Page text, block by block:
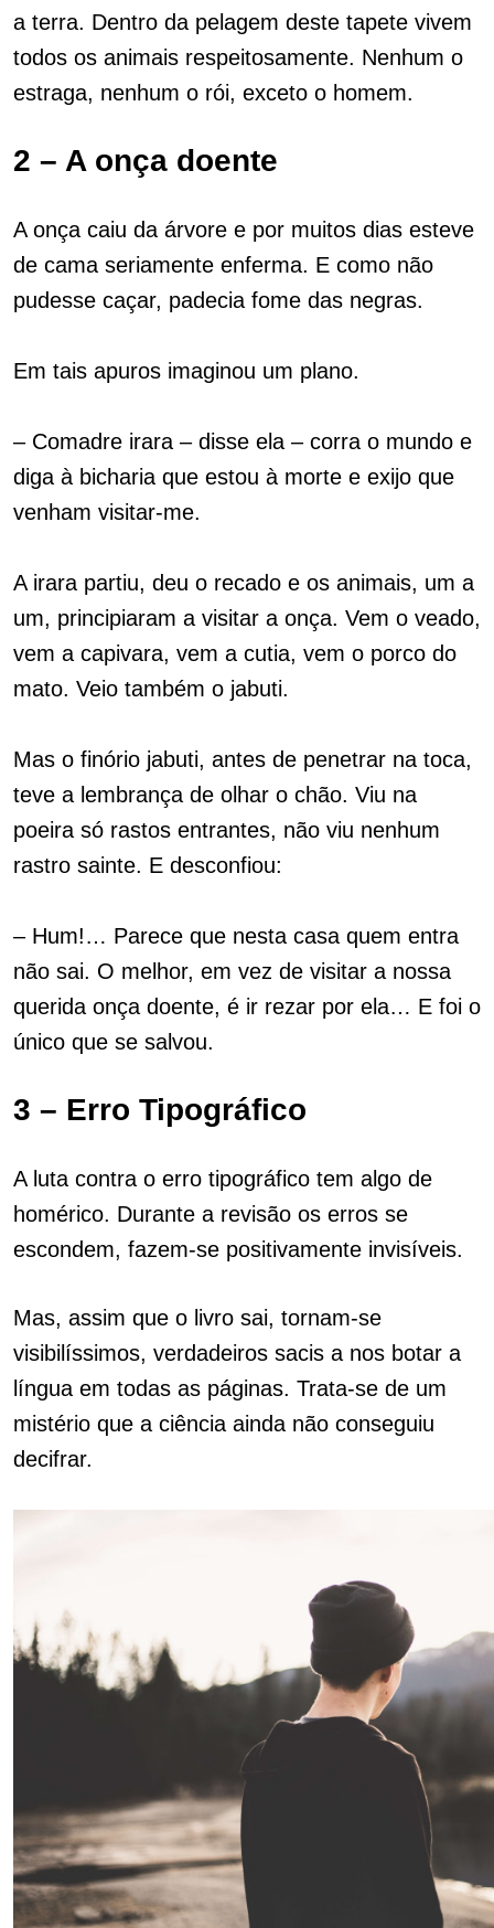
a terra. Dentro da pelagem deste tapete vivem
todos os animais respeitosamente. Nenhum o
estraga, nenhum o rói, exceto o homem.
2 – A onça doente
A onça caiu da árvore e por muitos dias esteve
de cama seriamente enferma. E como não
pudesse caçar, padecia fome das negras.
Em tais apuros imaginou um plano.
– Comadre irara – disse ela – corra o mundo e
diga à bicharia que estou à morte e exijo que
venham visitar-me.
A irara partiu, deu o recado e os animais, um a
um, principiaram a visitar a onça. Vem o veado,
vem a capivara, vem a cutia, vem o porco do
mato. Veio também o jabuti.
Mas o finório jabuti, antes de penetrar na toca,
teve a lembrança de olhar o chão. Viu na
poeira só rastos entrantes, não viu nenhum
rastro sainte. E desconfiou:
– Hum!… Parece que nesta casa quem entra
não sai. O melhor, em vez de visitar a nossa
querida onça doente, é ir rezar por ela… E foi o
único que se salvou.
3 – Erro Tipográfico
A luta contra o erro tipográfico tem algo de
homérico. Durante a revisão os erros se
escondem, fazem-se positivamente invisíveis.
Mas, assim que o livro sai, tornam-se
visibilíssimos, verdadeiros sacis a nos botar a
língua em todas as páginas. Trata-se de um
mistério que a ciência ainda não conseguiu
decifrar.